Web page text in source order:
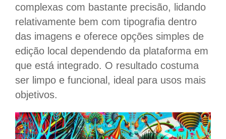
complexas com bastante precisão, lidando
relativamente bem com tipografia dentro
das imagens e oferece opções simples de
edição local dependendo da plataforma em
que está integrado. O resultado costuma
ser limpo e funcional, ideal para usos mais
objetivos.